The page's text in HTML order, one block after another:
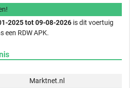
2025 tot 09-08-2026 is dit voertuig
een RDW APK.
Marktnet.nl